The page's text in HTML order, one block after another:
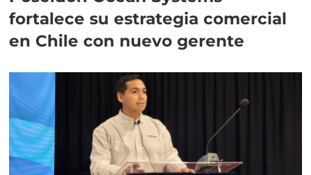
fortalece su estrategia comercial
en Chile con nuevo gerente